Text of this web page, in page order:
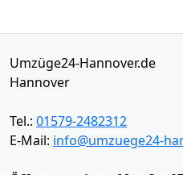
Umzüge24-Hannover.de
Hannover
Tel.: 01579-2482312
E-Mail: info@umzuege24-